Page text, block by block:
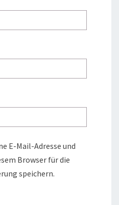
E-Mail-Adresse und
Browser für die
speichern.